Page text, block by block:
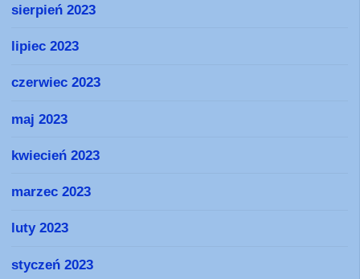
sierpień 2023
lipiec 2023
czerwiec 2023
maj 2023
kwiecień 2023
marzec 2023
luty 2023
styczeń 2023